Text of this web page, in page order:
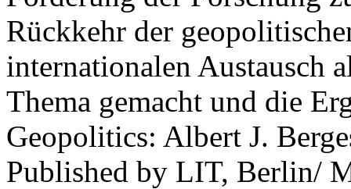
Rückkehr der
internationalen Austausch
Thema gemacht und die
Geopolitics: Albert J.
Published by LIT, Berlin/